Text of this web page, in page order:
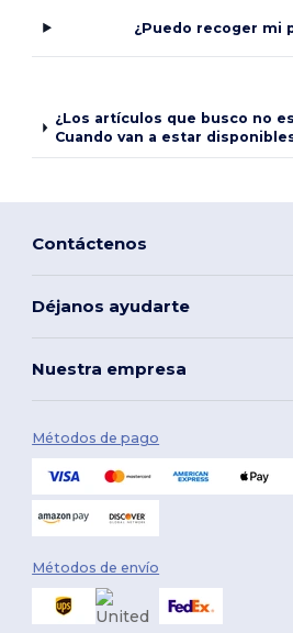
¿Puedo recoger mi
¿Los artículos que busco no
Cuando van a estar
Contáctenos
Déjanos ayudarte
Nuestra empresa
Métodos de pago
Métodos de envío